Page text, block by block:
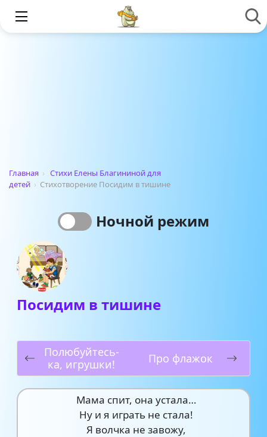
Главная › Стихи Елены Благининой для
детей › Стихотворение Посидим в тишине
Ночной режим
Посидим в тишине
Полюбуйтесь-
ка, игрушки!
Про флажок
Мама спит, она устала…
Ну и я играть не стала!
Я волчка не завожу,